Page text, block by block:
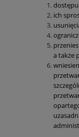
ich
a także